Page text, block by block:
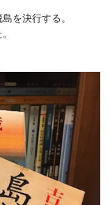
を決行する。